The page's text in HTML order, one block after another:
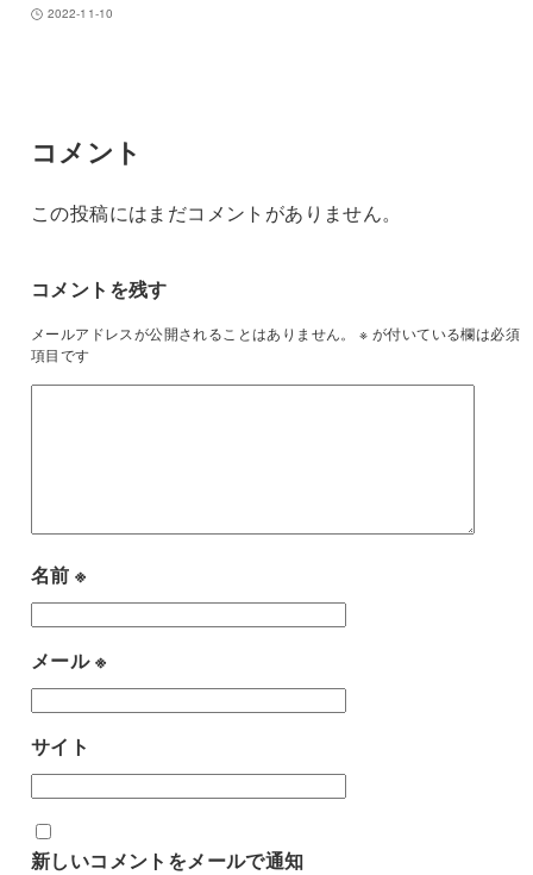
2022-11-10
コメント
この投稿にはまだコメントがありません。
コメントを残す
メールアドレスが公開されることはありません。 ※ が付いている欄は必須
項目です
名前※
メール※
サイト
新しいコメントをメールで通知